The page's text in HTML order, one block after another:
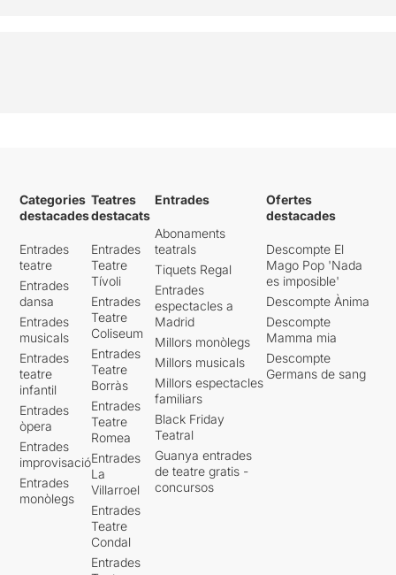
Categories
destacades
Entrades
teatre
Entrades
dansa
Entrades
musicals
Entrades
teatre
infantil
Entrades
òpera
Entrades
improvisació
Entrades
monòlegs
Teatres
destacats
Entrades
Teatre
Tívoli
Entrades
Teatre
Coliseum
Entrades
Teatre
Borràs
Entrades
Teatre
Romea
Entrades
La
Villarroel
Entrades
Teatre
Condal
Entrades
Entrades
Abonaments
teatrals
Tiquets Regal
Entrades
espectacles a
Madrid
Millors monòlegs
Millors musicals
Millors espectacles
familiars
Black Friday
Teatral
Guanya entrades
de teatre gratis -
concursos
Ofertes
destacades
Descompte El
Mago Pop 'Nada
es imposible'
Descompte Ànima
Descompte
Mamma mia
Descompte
Germans de sang